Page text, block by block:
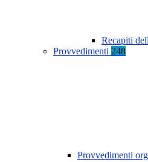
Recapiti
Provvedimenti 248
Provvedimenti